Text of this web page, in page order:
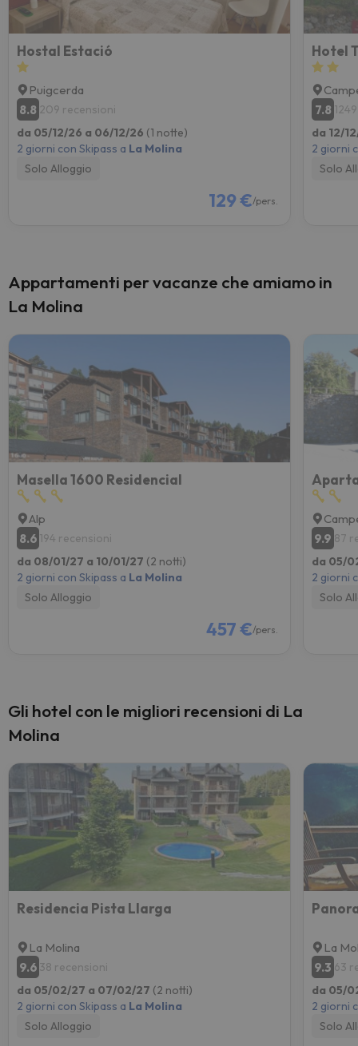
Hostal Estació
Puigcerda
8.8 209 recensioni
da 05/12/26 a 06/12/26 (1 notte)
2 giorni con Skipass a La Molina
Solo Alloggio
129 €/pers.
Hotel
7.8
da 12/
2 giorni
Solo
Appartamenti per vacanze che amiamo in
La Molina
Masella 1600 Residencial
Alp
8.6 194 recensioni
da 08/01/27 a 10/01/27 (2 notti)
2 giorni con Skipass a La Molina
Solo Alloggio
457 €/pers.
9.9 87
da 05/
2 giorni
Solo
Gli hotel con le migliori recensioni di La
Molina
Residencia Pista Llarga
La Molina
9.6 38 recensioni
da 05/02/27 a 07/02/27 (2 notti)
2 giorni con Skipass a La Molina
Solo Alloggio
La
9.3 63
da 05/
2 giorni
Solo